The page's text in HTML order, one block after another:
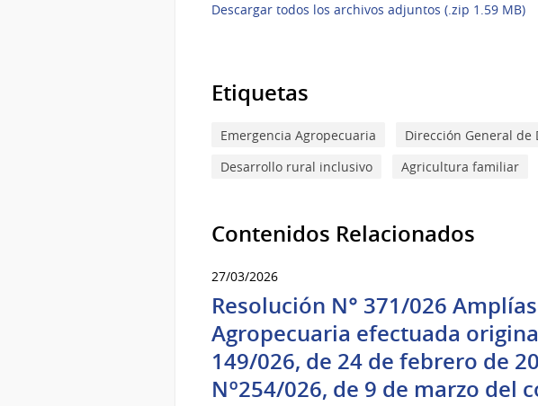
Descargar todos los archivos adjuntos (.zip 1.59 MB)
Etiquetas
Emergencia Agropecuaria Dirección General de
Desarrollo rural inclusivo
Agricultura familiar
Contenidos Relacionados
27/03/2026
Resolución N° 371/026
Agropecuaria efectuada
149/026, de 24 de febrero de
Nº254/026, de 9 de marzo del